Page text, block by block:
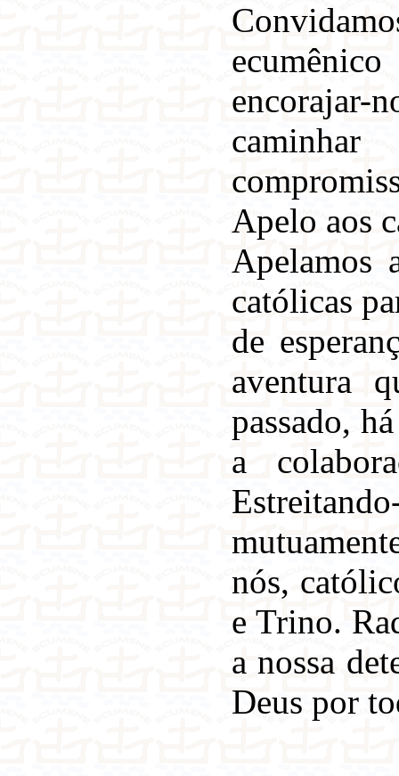
encorajar-
Apelo aos
Apelamos
católicas
de
aventura
passado,
a
nós,
e Trino.
a nossa
Deus por